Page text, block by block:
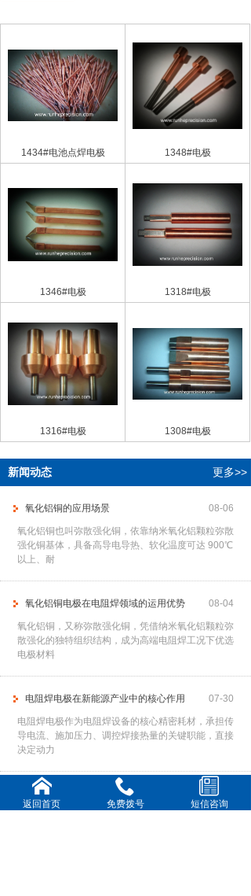
1434#电池点焊电极 1348#电极
1346#电极 1318#电极
1316#电极 1308#电极
新闻动态 更多>>
08-06
氧化铝铜的应用场景
氧化铝铜也叫弥散强化铜，依靠纳米氧化铝颗粒弥散
强化铜基体，具备高导电导热、软化温度可达 900℃
以上、耐
08-04
氧化铝铜电极在电阻焊领域的运用优势
氧化铝铜，又称弥散强化铜，凭借纳米氧化铝颗粒弥
散强化的独特组织结构，成为高端电阻焊工况下优选
电极材料
07-30
电阻焊电极在新能源产业中的核心作用
电阻焊电极作为电阻焊设备的核心精密耗材，承担传
导电流、施加压力、调控焊接热量的关键职能，直接
决定动力
07-28
提高电阻焊电极使用寿命
返回首页 免费拨号 短信咨询